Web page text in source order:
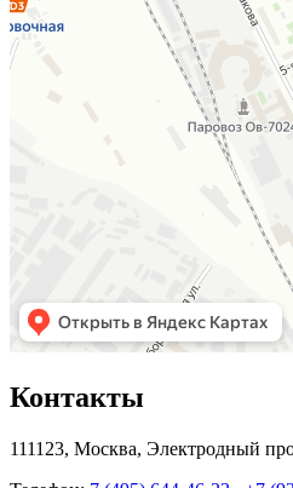
Контакты
111123, Москва, Электродный